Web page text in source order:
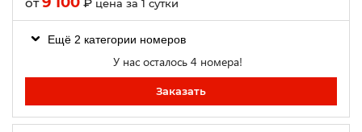
цена за 1 сутки
Ещё 2 категории номеров
У нас осталось 4 номера!
Заказать